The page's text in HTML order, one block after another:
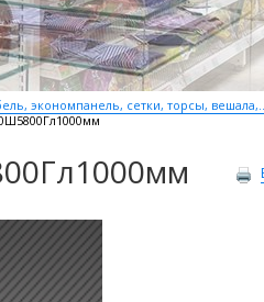
экономпанель, сетки, торсы,